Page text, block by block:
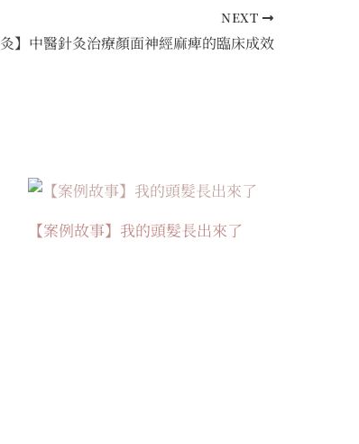
NEXT
灸】中醫針灸治療顏面神經麻痺的臨床成效
【案例故事】我的頭髮長出來了